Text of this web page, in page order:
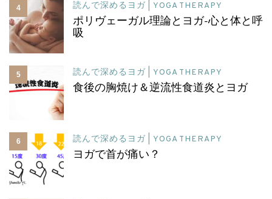
4 読んで深めるヨガ | YOGA THERAPY
ポリヴェーガル理論とヨガ-心と体と呼
吸
5 読んで深めるヨガ | YOGA THERAPY
食後の胸焼け＆逆流性食道炎とヨガ
6 読んで深めるヨガ | YOGA THERAPY
ヨガで首が痛い？